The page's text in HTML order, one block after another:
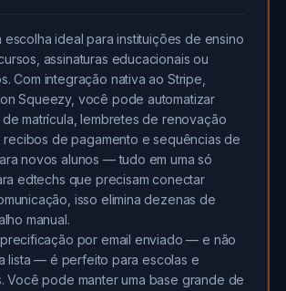
ideal para instituições de ensino
assinaturas educacionais ou
Com integração nativa ao Stripe,
Squeezy, você pode automatizar
matrícula, lembretes de renovação
recibos de pagamento e sequências de
novos alunos — tudo em uma só
edtechs que precisam conectar
isso elimina dezenas de
manual.
por email enviado — e não
lista — é perfeito para escolas e
Você pode manter uma base grande de